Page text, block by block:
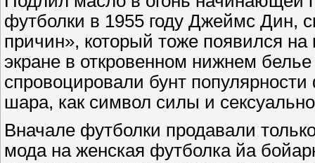
футболки в 1955 году Джеймс Дин,
причин», который тоже появился
экране в откровенном нижнем
спровоцировали бунт
шара, как символ силы и
Вначале футболки продавали
мода на женская футболка йа